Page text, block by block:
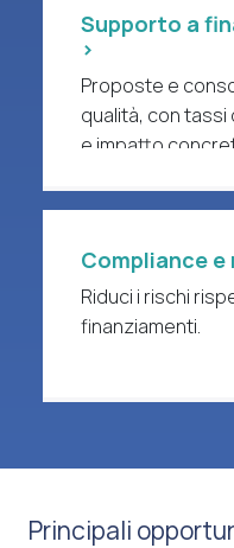
Supporto a
>
Proposte e
qualità, con
e impatto
Compliance
Riduci i rischi
finanziamenti.
Principali